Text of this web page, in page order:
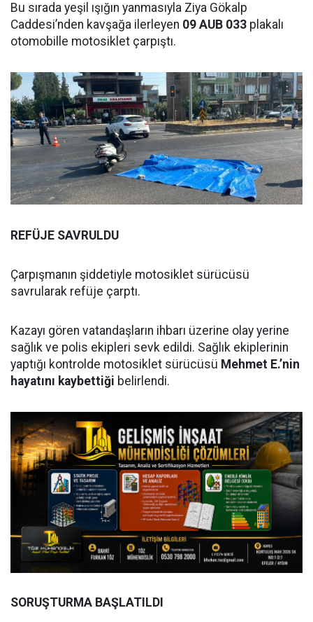
Bu sırada yeşil ışığın yanmasıyla Ziya Gökalp
Caddesi’nden kavşağa ilerleyen 09 AUB 033 plakalı
otomobille motosiklet çarpıştı.
REFÜJE SAVRULDU
Çarpışmanın şiddetiyle motosiklet sürücüsü
savrularak refüje çarptı.
Kazayı gören vatandaşların ihbarı üzerine olay yerine
sağlık ve polis ekipleri sevk edildi. Sağlık ekiplerinin
yaptığı kontrolde motosiklet sürücüsü Mehmet E.’nin
hayatını kaybettiği belirlendi.
SORUŞTURMA BAŞLATILDI